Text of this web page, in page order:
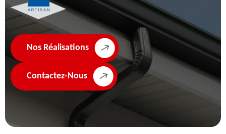
Nos Réalisations
Contactez-Nous